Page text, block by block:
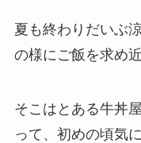
夏も終わりだいぶ
の様にご飯を求め
そこはとある牛丼
って、初めの頃気